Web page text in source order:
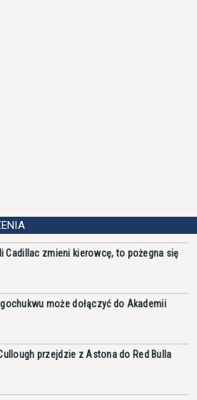
Cadillac zmieni kierowcę, to pożegna się
może dołączyć do Akademii
przejdzie z Astona do Red Bulla